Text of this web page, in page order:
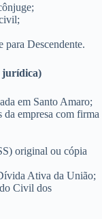
para Descendente.
jurídica)
em Santo Amaro;
da empresa com firma
original ou cópia
Ativa da União;
Civil dos